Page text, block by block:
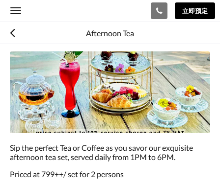
Toggle
立即预定
Afternoon Tea
Sip the perfect Tea or Coffee as you savor our exquisite
afternoon tea set, served daily from 1PM to 6PM.
Priced at 799++/ set for 2 persons